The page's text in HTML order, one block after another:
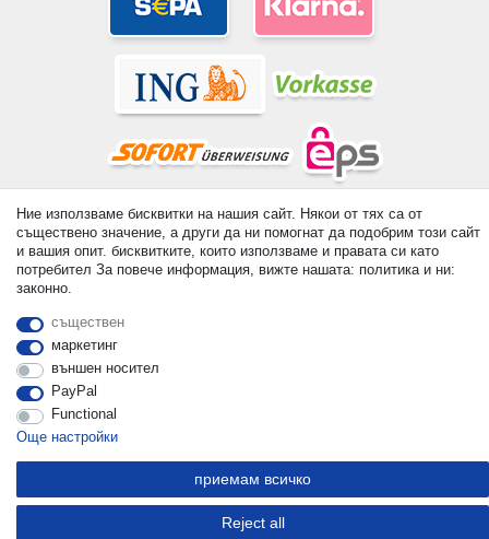
© Copyright 2026 | Всички права запазени. - All rights reserved.
Prices incl. VAT. 19% VAT Basic prices see article detail | *
Applies to deliveries to the UK!
Ние използваме бисквитки на нашия сайт. Някои от тях са от
съществено значение, а други да ни помогнат да подобрим този сайт
и вашия опит. бисквитките, които използваме и правата си като
потребител За повече информация, вижте нашата: политика и ни:
законно.
съществен
маркетинг
външен носител
PayPal
Functional
Още настройки
приемам всичко
Reject all